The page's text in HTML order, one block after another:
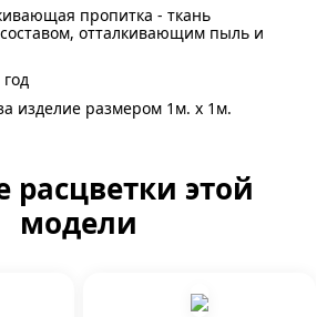
пропитка - ткань
отталкивающим пыль и
изделие размером 1м. x 1м.
расцветки этой
модели